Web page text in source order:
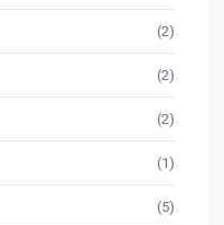
(2)
(2)
(2)
(1)
(5)